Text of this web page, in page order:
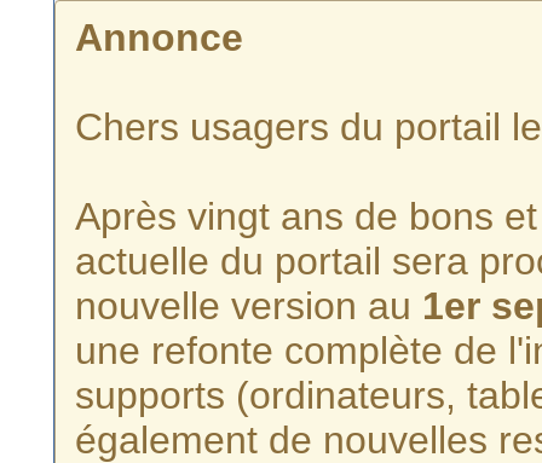
Annonce
Chers usagers du portail
Après vingt ans de bons
actuelle du portail sera
nouvelle version au 1er
une refonte complète de
supports (ordinateurs,
également de nouvelles